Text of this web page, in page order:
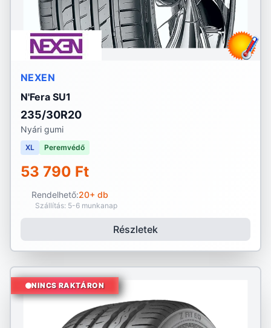
NEXEN
N'Fera SU1
235/30R20
Nyári gumi
XL Peremvédő
53 790 Ft
Rendelhető:20+ db
Szállítás: 5-6 munkanap
Részletek
NINCS RAKTÁRON